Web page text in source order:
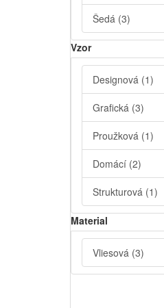
Šedá (3)
Vzor
Designová (1)
Grafická (3)
Proužková (1)
Domácí (2)
Strukturová (1)
Material
Vliesová (3)